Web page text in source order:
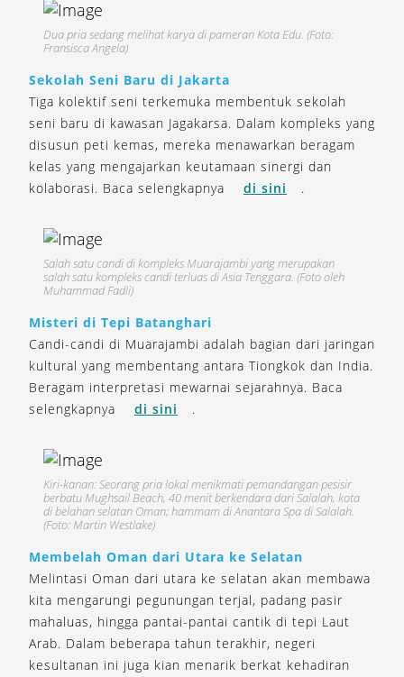
Dua pria sedang melihat karya di pameran Kota Edu. (Foto:
Fransisca Angela)
Sekolah Seni Baru di Jakarta
Tiga kolektif seni terkemuka membentuk sekolah
seni baru di kawasan Jagakarsa. Dalam kompleks yang
disusun peti kemas, mereka menawarkan beragam
kelas yang mengajarkan keutamaan sinergi dan
kolaborasi. Baca selengkapnya
di sini .
Salah satu candi di kompleks Muarajambi yang merupakan
salah satu kompleks candi terluas di Asia Tenggara. (Foto oleh
Muhammad Fadli)
Misteri di Tepi Batanghari
Candi-candi di Muarajambi adalah bagian dari jaringan
kultural yang membentang antara Tiongkok dan India.
Beragam interpretasi mewarnai sejarahnya. Baca
selengkapnya
di sini .
Kiri-kanan: Seorang pria lokal menikmati pemandangan pesisir
berbatu Mughsail Beach, 40 menit berkendara dari Salalah, kota
di belahan selatan Oman; hammam di Anantara Spa di Salalah.
(Foto: Martin Westlake)
Membelah Oman dari Utara ke Selatan
Melintasi Oman dari utara ke selatan akan membawa
kita mengarungi pegunungan terjal, padang pasir
mahaluas, hingga pantai-pantai cantik di tepi Laut
Arab. Dalam beberapa tahun terakhir, negeri
kesultanan ini juga kian menarik berkat kehadiran